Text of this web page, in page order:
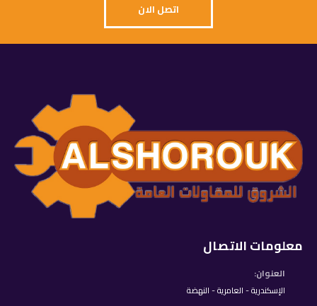
اتصل الان
معلومات الاتصال
العنوان:
الإسكندرية - العامرية - النهضة